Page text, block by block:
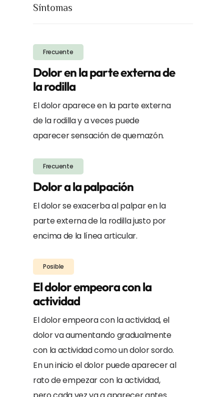
Síntomas
Frecuente
Dolor en la parte externa de
la rodilla
El dolor aparece en la parte externa
de la rodilla y a veces puede
aparecer sensación de quemazón.
Frecuente
Dolor a la palpación
El dolor se exacerba al palpar en la
parte externa de la rodilla justo por
encima de la línea articular.
Posible
El dolor empeora con la
actividad
El dolor empeora con la actividad, el
dolor va aumentando gradualmente
con la actividad como un dolor sordo.
En un inicio el dolor puede aparecer al
rato de empezar con la actividad,